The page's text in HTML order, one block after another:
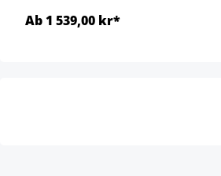
Ab 1 539,00 kr*